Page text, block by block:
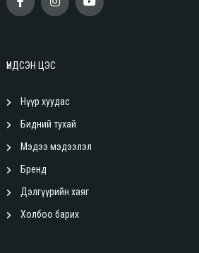
ҮНДСЭН ЦЭС
Нүүр хуудас
Бидний тухай
Мэдээ мэдээлэл
Бренд
Дэлгүүрийн хаяг
Холбоо барих